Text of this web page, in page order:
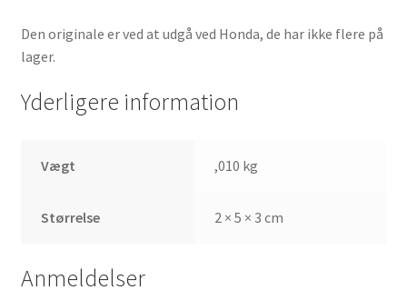
Den originale er ved at udgå ved Honda, de har ikke flere på
lager.
Yderligere information
Vægt ,010 kg
Størrelse 2 × 5 × 3 cm
Anmeldelser